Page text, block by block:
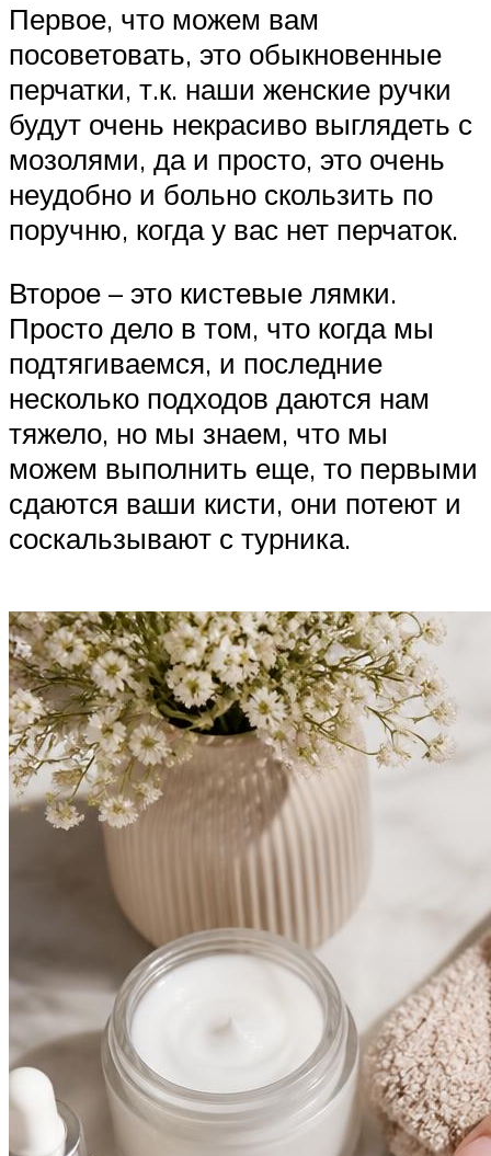
Первое, что можем вам
посоветовать, это обыкновенные
перчатки, т.к. наши женские ручки
будут очень некрасиво выглядеть с
мозолями, да и просто, это очень
неудобно и больно скользить по
поручню, когда у вас нет перчаток.
Второе – это кистевые лямки.
Просто дело в том, что когда мы
подтягиваемся, и последние
несколько подходов даются нам
тяжело, но мы знаем, что мы
можем выполнить еще, то первыми
сдаются ваши кисти, они потеют и
соскальзывают с турника.